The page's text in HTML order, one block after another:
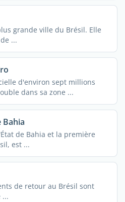
grande ville du Brésil. Elle
...
d'environ sept millions
dans sa zone ...
Bahia
de Bahia et la première
est ...
de retour au Brésil sont
...